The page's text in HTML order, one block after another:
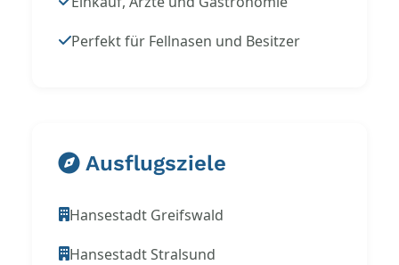
Perfekt für Fellnasen und Besitzer
Ausflugsziele
Hansestadt Greifswald
Hansestadt Stralsund